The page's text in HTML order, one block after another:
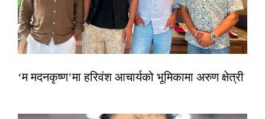
‘म मदनकृष्ण’मा हरिवंश आचार्यको भूमिकामा अरुण क्षेत्री